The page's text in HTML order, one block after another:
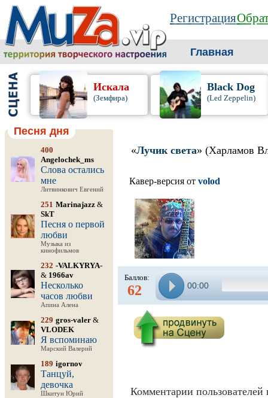
Регистрация
Главная
Искала
(Земфира)
Black Dog
(Led Zeppelin)
Песня дня
400
Angelochek_ms
Слова остались
мне
Литвинкович Евгений
251 Marinajazz &
SkT
Песня о первой
любви
Музыка из
кинофильмов
232 -VALKYRYA-
& 1966av
Несколько
часов любви
Апина Алена
229 gros-valer &
VLODEK
Я вспоминаю
Марский Валерий
189 igornov
Танцуй,
девочка
Шкитун Юрий
«Лучик света» (Харламов
Кавер-версия от volod
Баллов:
62 00:00
Комментарии пользователей